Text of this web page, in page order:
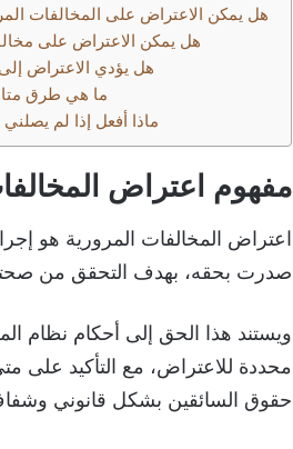
هل يمكن الاعتراض على المخالفات المرورية
هل يمكن الاعتراض على
هل يؤدي الاعتراض
ما هي طرق
ماذا أفعل إذا لم
مفهوم اعتراض
اعتراض المخالفات المرورية هو
صدرت بحقه، بهدف التحقق من
ويستند هذا الحق إلى أحكام نظام
محددة للاعتراض، مع التأكيد على
حقوق السائقين بشكل قانوني